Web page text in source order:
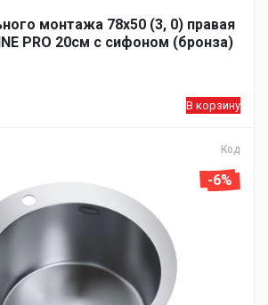
монтажа 78х50 (3, 0) правая
PRO 20см с сифоном (бронза)
В корзину
Код
-6%